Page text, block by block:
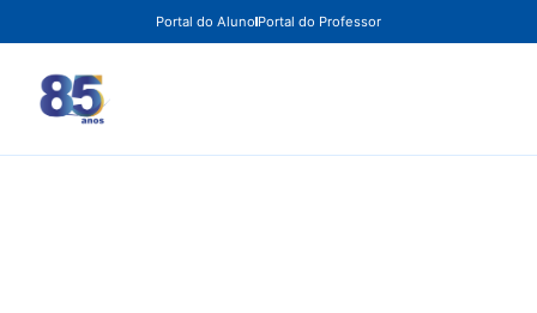
Portal do Aluno Portal do Professor